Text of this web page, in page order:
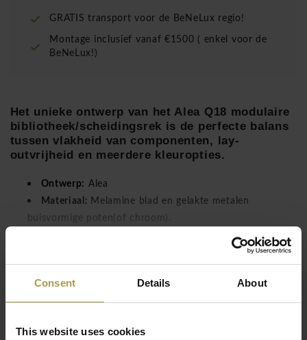
Consent Details About
This website uses cookies
GRATIS transport voor de BeNeLux regio!
Montage inclusief vanaf €1500 ( enkel voor de
BeNeLux!)
Het unieke ontwerp van het Alea Q18 modulaire
bibliotheek/scheidingsrek is de perfecte balans
tussen vlakheid van componenten, lay-
outvrijheid en meerdere kleuropties.
Ontwerp: Alea
Materiaal: Melamine blad en gelakte metalen
buisvormige poten(of chroom).
18x18 mm, waarin panelen en containermodules zijn